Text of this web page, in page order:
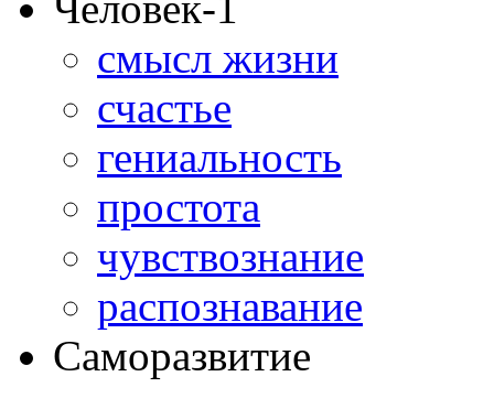
смысл жизни
счастье
гениальность
простота
чувствознание
распознавание
Саморазвитие